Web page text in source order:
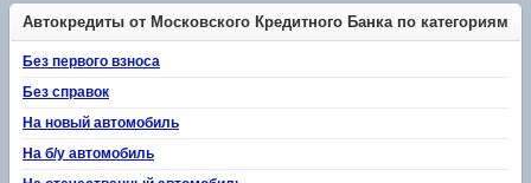
Автокредиты от Московского Кредитного Банка по категориям
Без первого взноса
Без справок
На новый автомобиль
На б/у автомобиль